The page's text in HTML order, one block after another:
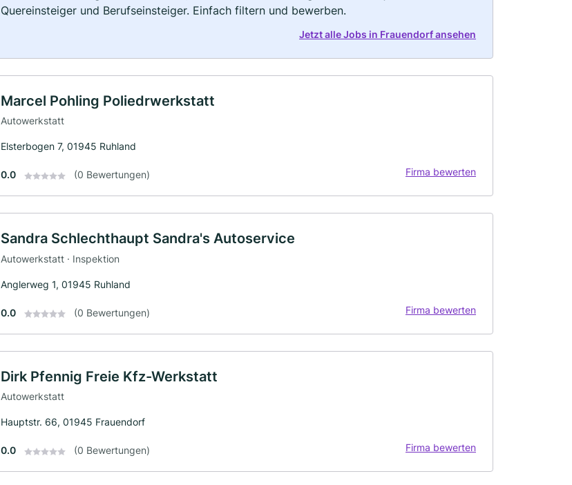
Quereinsteiger und Berufseinsteiger. Einfach filtern und bewerben.
Jetzt alle Jobs in Frauendorf ansehen
Marcel Pohling Poliedrwerkstatt
Autowerkstatt
Elsterbogen 7, 01945 Ruhland
0.0 (0 Bewertungen) Firma bewerten
Sandra Schlechthaupt Sandra's Autoservice
Autowerkstatt · Inspektion
Anglerweg 1, 01945 Ruhland
0.0 (0 Bewertungen) Firma bewerten
Dirk Pfennig Freie Kfz-Werkstatt
Autowerkstatt
Hauptstr. 66, 01945 Frauendorf
0.0 (0 Bewertungen) Firma bewerten